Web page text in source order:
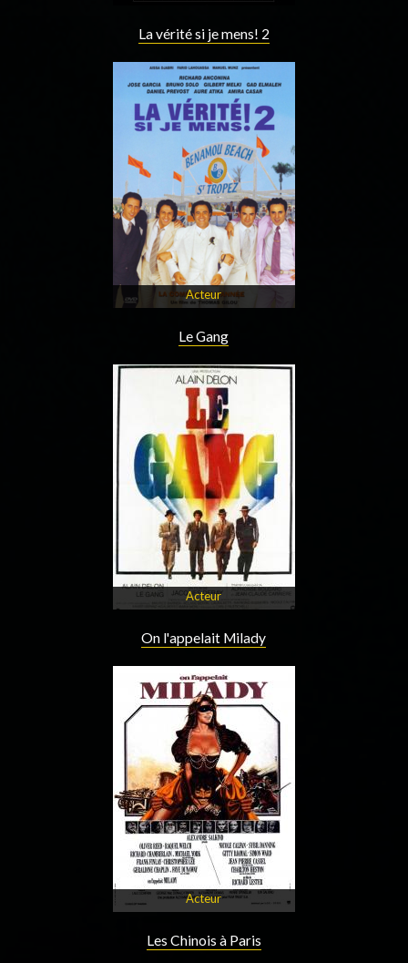
La vérité si je mens! 2
Acteur
Le Gang
Acteur
On l'appelait Milady
Acteur
Les Chinois à Paris